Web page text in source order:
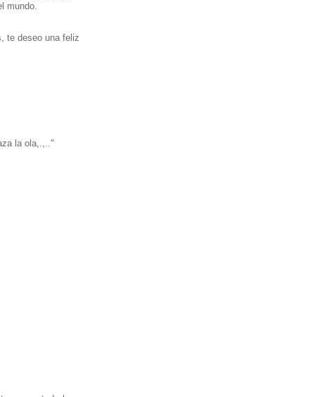
por el mundo.
la ola,.,.."